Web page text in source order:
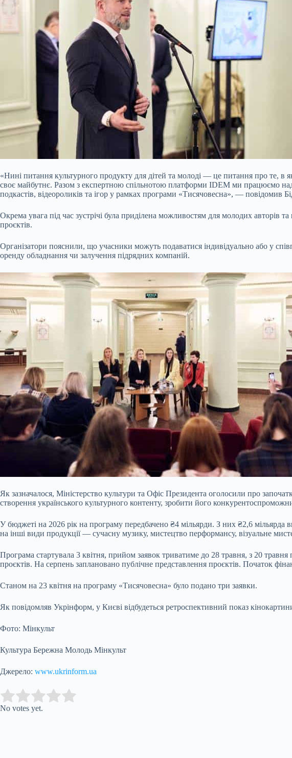
«Нині питання культурного продукту для дітей та молоді — це питання про те, в
своє майбутнє. Разом з експертною спільнотою платформи IDEM ми працюємо над
подкастів, відеороликів та ігор у рамках програми «Тисячовесна», — повідомив
Окрема увага під час зустрічі була приділена можливостям для молодих авторів
проєктів.
Організатори пояснили, що учасники можуть подаватися індивідуально або у
оренду обладнання чи залучення підрядних компаній.
Як зазначалося, Міністерство культури та Офіс Президента оголосили про
створення українського культурного контенту, зробити його
У бюджеті на 2026 рік на програму передбачено ₴4 мільярди. З них ₴2,6 мільярда
на інші види продукції — сучасну музику, мистецтво перформансу, візуальне
Програма стартувала 3 квітня, прийом заявок триватиме до 28 травня, з 20
проєктів. На серпень заплановано публічне представлення проєктів. Початок
Станом на 23 квітня на програму «Тисячовесна» було подано три заявки.
Як повідомляв Укрінформ, у Києві відбудеться ретроспективний показ
Фото: Мінкульт
Культура Бережна Молодь Мінкульт
Джерело: www.ukrinform.ua
Rate this item:
No votes yet.